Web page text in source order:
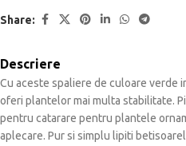
Share:
Descriere
Cu aceste spaliere de culoare verde
oferi plantelor mai multa stabilitate.
pentru catarare pentru plantele
aplecare. Pur si simplu lipiti